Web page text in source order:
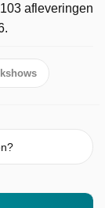
afleveringen